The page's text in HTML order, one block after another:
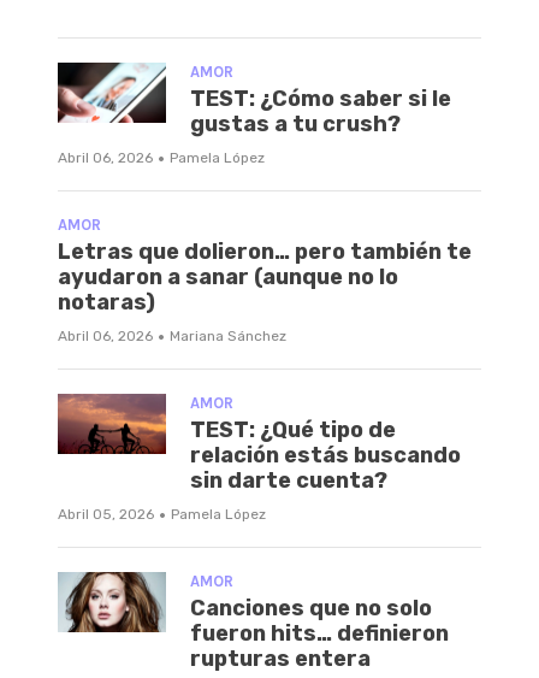
AMOR
TEST: ¿Cómo saber si le
gustas a tu crush?
Abril 06, 2026 · Pamela López
AMOR
Letras que dolieron… pero también te
ayudaron a sanar (aunque no lo
notaras)
Abril 06, 2026 · Mariana Sánchez
AMOR
TEST: ¿Qué tipo de
relación estás buscando
sin darte cuenta?
Abril 05, 2026 · Pamela López
AMOR
Canciones que no solo
fueron hits… definieron
rupturas entera